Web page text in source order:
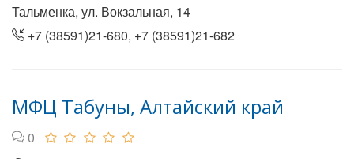
Тальменка, ул. Вокзальная, 14
+7 (38591)21-680, +7 (38591)21-682
МФЦ Табуны, Алтайский край
0